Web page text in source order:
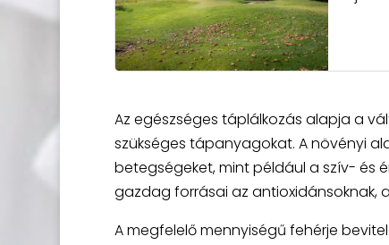
Az egészséges táplálkozás alapja a
szükséges tápanyagokat. A növényi
betegségeket, mint például a szív- és
gazdag forrásai az antioxidánsoknak,
A megfelelő mennyiségű fehérje